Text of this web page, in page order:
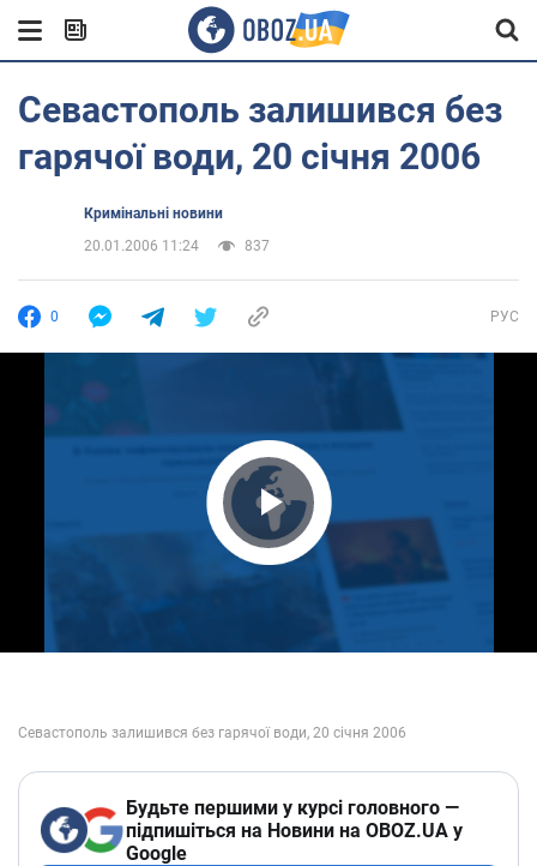
Севастополь залишився без
гарячої води, 20 січня 2006
Кримінальні новини
20.01.2006 11:24
837
0 РУС
Play Video
Будьте першими у курсі головного —
підпишіться на Новини на OBOZ.UA у
Google